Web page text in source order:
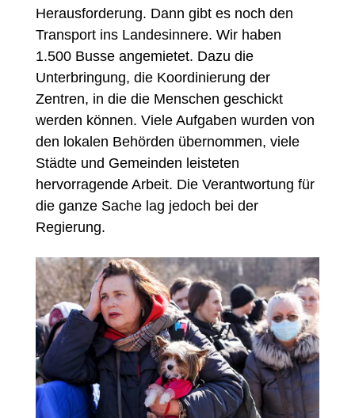
Herausforderung. Dann gibt es noch den
Transport ins Landesinnere. Wir haben
1.500 Busse angemietet. Dazu die
Unterbringung, die Koordinierung der
Zentren, in die die Menschen geschickt
werden können. Viele Aufgaben wurden von
den lokalen Behörden übernommen, viele
Städte und Gemeinden leisteten
hervorragende Arbeit. Die Verantwortung für
die ganze Sache lag jedoch bei der
Regierung.